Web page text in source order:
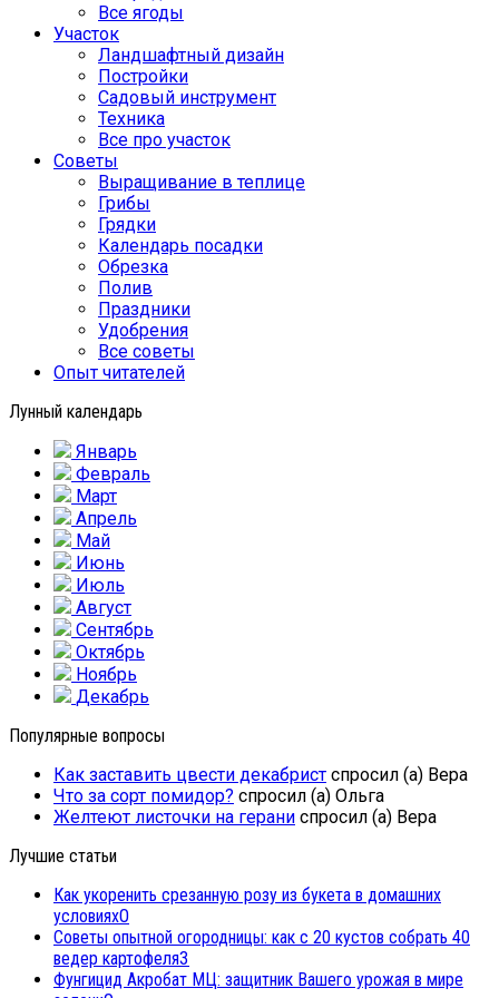
Все ягоды
Участок
Ландшафтный дизайн
Постройки
Садовый инструмент
Техника
Все про участок
Советы
Выращивание в теплице
Грибы
Грядки
Календарь посадки
Обрезка
Полив
Праздники
Удобрения
Все советы
Опыт читателей
Лунный календарь
Январь
Февраль
Март
Апрель
Май
Июнь
Июль
Август
Сентябрь
Октябрь
Ноябрь
Декабрь
Популярные вопросы
Как заставить цвести декабрист спросил (а) Вера
Что за сорт помидор? спросил (а) Ольга
Желтеют листочки на герани спросил (а) Вера
Лучшие статьи
Как укоренить срезанную розу из букета в домашних
условиях0
Советы опытной огородницы: как с 20 кустов собрать 40
ведер картофеля3
Фунгицид Акробат МЦ: защитник Вашего урожая в мире